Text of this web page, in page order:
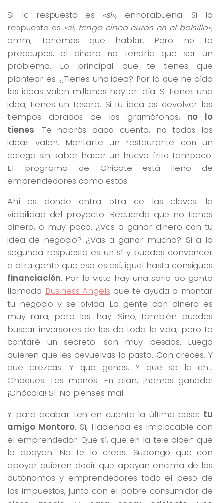
Si la respuesta es «sí», enhorabuena. Si la
respuesta es «sí, tengo cinco euros en el bolsillo»;
emm, tenemos que hablar. Pero no te
preocupes, el dinero no tendría que ser un
problema. Lo principal que te tienes que
plantear es: ¿Tienes una idea? Por lo que he oído
las ideas valen millones hoy en día. Si tienes una
idea, tienes un tesoro. Si tu idea es devolver los
tiempos dorados de los gramófonos, no lo
tienes. Te habrás dado cuenta, no todas las
ideas valen. Montarte un restaurante con un
colega sin saber hacer un huevo frito tampoco.
El programa de Chicote está lleno de
emprendedores como estos.
Ahí es donde entra otra de las claves: la
viabilidad del proyecto. Recuerda que no tienes
dinero, o muy poco. ¿Vas a ganar dinero con tu
idea de negocio? ¿Vas a ganar mucho? Si a la
segunda respuesta es un sí y puedes convencer
a otra gente que eso es así, igual hasta consigues
financiación. Por lo visto hay una serie de gente
llamada Business Angels que te ayuda a montar
tu negocio y se olvida. La gente con dinero es
muy rara, pero los hay. Sino, también puedes
buscar inversores de los de toda la vida, pero te
contaré un secreto: son muy pesaos. Luego
quieren que les devuelvas la pasta. Con creces. Y
que crezcas. Y que ganes. Y que se la ch…
Choques. Las manos. En plan, ¡hemos ganado!
¡Chócala! Sí. No pienses mal.
Y para acabar ten en cuenta la última cosa: tu
amigo Montoro. Sí, Hacienda es implacable con
el emprendedor. Que sí, que en la tele dicen que
lo apoyan. No te lo creas. Supongo que con
apoyar quieren decir que apoyan encima de los
autónomos y emprendedores todo el peso de
los impuestos, junto con el pobre consumidor de